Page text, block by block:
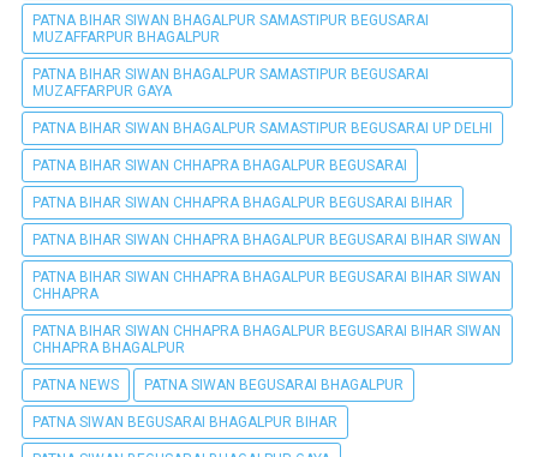
PATNA BIHAR SIWAN BHAGALPUR SAMASTIPUR BEGUSARAI
MUZAFFARPUR BHAGALPUR
PATNA BIHAR SIWAN BHAGALPUR SAMASTIPUR BEGUSARAI
MUZAFFARPUR GAYA
PATNA BIHAR SIWAN BHAGALPUR SAMASTIPUR BEGUSARAI UP DELHI
PATNA BIHAR SIWAN CHHAPRA BHAGALPUR BEGUSARAI
PATNA BIHAR SIWAN CHHAPRA BHAGALPUR BEGUSARAI BIHAR
PATNA BIHAR SIWAN CHHAPRA BHAGALPUR BEGUSARAI BIHAR SIWAN
PATNA BIHAR SIWAN CHHAPRA BHAGALPUR BEGUSARAI BIHAR SIWAN
CHHAPRA
PATNA BIHAR SIWAN CHHAPRA BHAGALPUR BEGUSARAI BIHAR SIWAN
CHHAPRA BHAGALPUR
PATNA NEWS PATNA SIWAN BEGUSARAI BHAGALPUR
PATNA SIWAN BEGUSARAI BHAGALPUR BIHAR